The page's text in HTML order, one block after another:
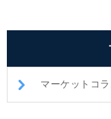
マーケットコラ